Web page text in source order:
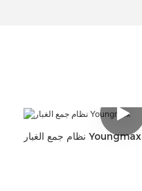
نظام جمع الغبار Youngmax